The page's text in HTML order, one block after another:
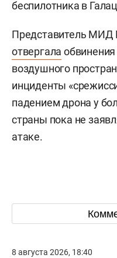
беспилотника в
Представитель МИД
отвергала
воздушного
инциденты
падением дрона у
страны пока не
атаке.
8 августа 2026, 18:40